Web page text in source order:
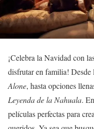
¡Celebra la Navidad con
disfrutar en familia! Desde
Alone, hasta opciones
Leyenda de la Nahuala.
películas perfectas para